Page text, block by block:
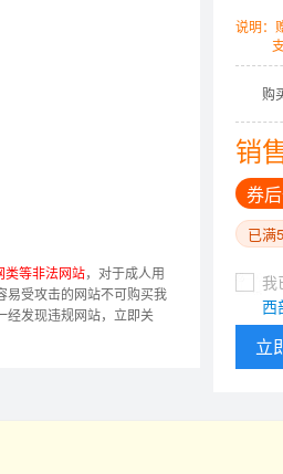
说明：
支持
购
销
券
已满
我
西
立
类等非法网站，对于成人用
易受攻击的网站不可购买我
经发现违规网站，立即关